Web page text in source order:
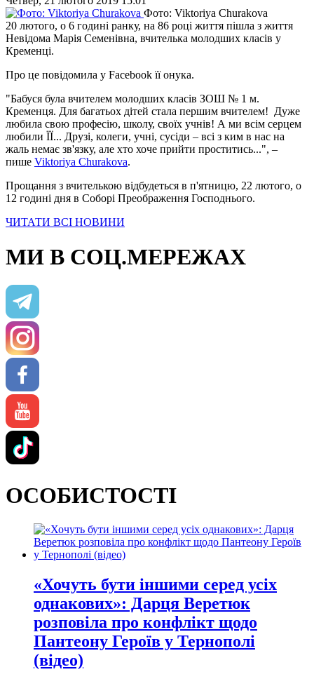
Фото: Viktoriya Churakova
20 лютого, о 6 годині ранку, на 86 році життя пішла з життя
Невідома Марія Семенівна, вчителька молодших класів у
Кременці.
Про це повідомила у Facebook її онука.
"Бабуся була вчителем молодших класів ЗОШ № 1 м.
Кременця. Для багатьох дітей стала першим вчителем! Дуже
любила свою професію, школу, своїх учнів! А ми всім серцем
любили ЇЇ... Друзі, колеги, учні, сусіди – всі з ким в нас на
жаль немає зв'язку, але хто хоче прийти проститись...", –
пише Viktoriya Churakova.
Прощання з вчителькою відбудеться в п'ятницю, 22 лютого, о
12 годині дня в Соборі Преображення Господнього.
ЧИТАТИ ВСІ НОВИНИ
МИ В СОЦ.МЕРЕЖАХ
ОСОБИСТОСТІ
«Хочуть бути іншими серед усіх
однакових»: Дарця Веретюк
розповіла про конфлікт щодо
Пантеону Героїв у Тернополі
(відео)